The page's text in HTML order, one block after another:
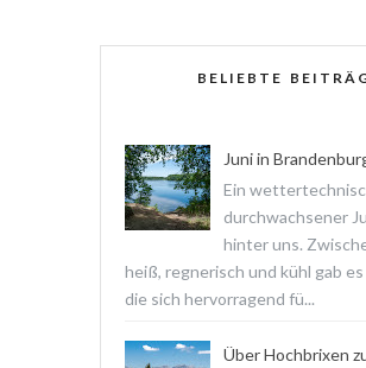
BELIEBTE
Juni in
Ein
durchwachsener
hinter uns.
heiß, regnerisch und kühl gab es
die sich hervorragend fü...
Über Hochbrixen